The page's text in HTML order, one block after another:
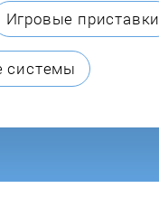
Electrolux
Elica
Exiteq
Игровые приставки
системы